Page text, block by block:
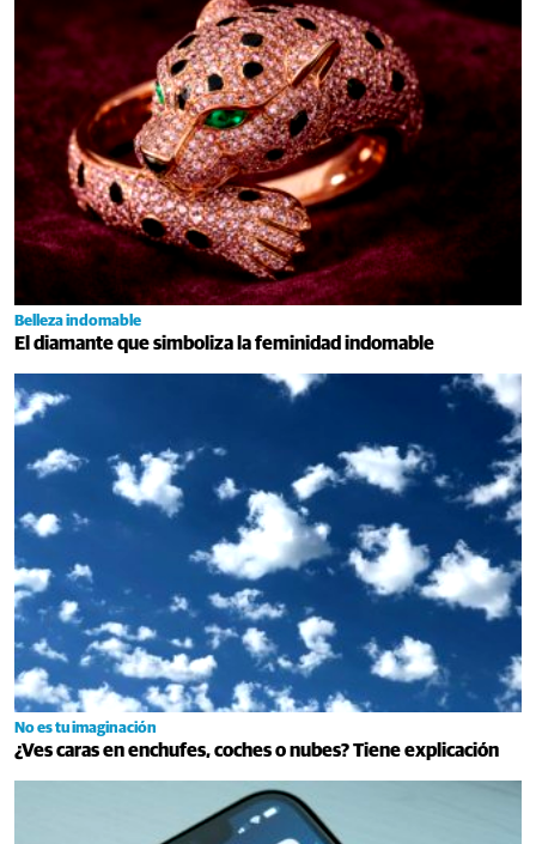
Belleza indomable
El diamante que simboliza la feminidad indomable
No es tu imaginación
¿Ves caras en enchufes, coches o nubes? Tiene explicación